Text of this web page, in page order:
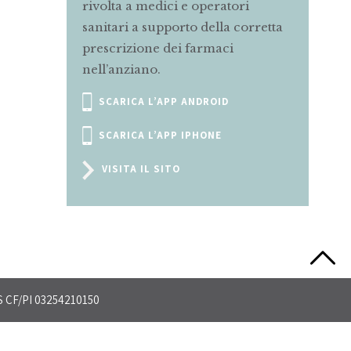
alle mamme in gravidanza e
allattamento sul corretto uso dei
farmaci.
SCRIVI A
PI 03254210150